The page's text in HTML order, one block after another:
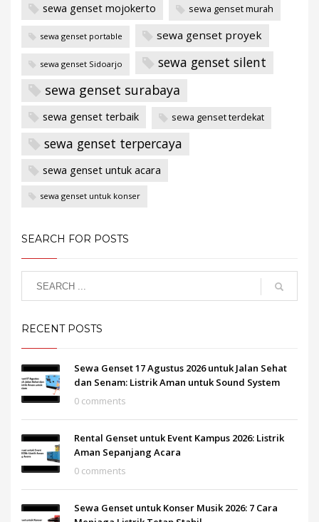
sewa genset mojokerto sewa genset murah
sewa genset portable sewa genset proyek
sewa genset Sidoarjo
sewa genset silent
sewa genset surabaya
sewa genset terbaik sewa genset terdekat
sewa genset terpercaya
sewa genset untuk acara
sewa genset untuk konser
SEARCH FOR POSTS
RECENT POSTS
Sewa Genset 17 Agustus 2026 untuk Jalan Sehat
dan Senam: Listrik Aman untuk Sound System
0 comments
Rental Genset untuk Event Kampus 2026: Listrik
Aman Sepanjang Acara
0 comments
Sewa Genset untuk Konser Musik 2026: 7 Cara